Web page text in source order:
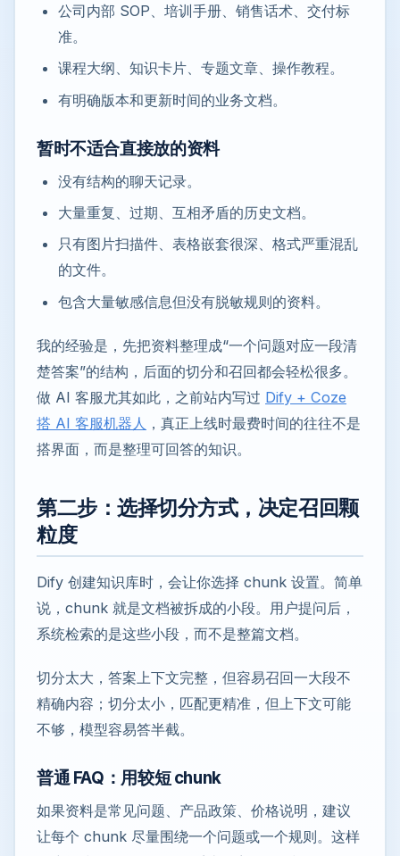
公司内部 SOP、培训手册、销售话术、交付标
准。
课程大纲、知识卡片、专题文章、操作教程。
有明确版本和更新时间的业务文档。
暂时不适合直接放的资料
没有结构的聊天记录。
大量重复、过期、互相矛盾的历史文档。
只有图片扫描件、表格嵌套很深、格式严重混乱
的文件。
包含大量敏感信息但没有脱敏规则的资料。
我的经验是，先把资料整理成“一个问题对应一段清
楚答案”的结构，后面的切分和召回都会轻松很多。
做 AI 客服尤其如此，之前站内写过 Dify + Coze
搭 AI 客服机器人 ，真正上线时最费时间的往往不是
搭界面，而是整理可回答的知识。
第二步：选择切分方式，决定召回颗
粒度
Dify 创建知识库时，会让你选择 chunk 设置。简单
说，chunk 就是文档被拆成的小段。用户提问后，
系统检索的是这些小段，而不是整篇文档。
切分太大，答案上下文完整，但容易召回一大段不
精确内容；切分太小，匹配更精准，但上下文可能
不够，模型容易答半截。
普通 FAQ：用较短 chunk
如果资料是常见问题、产品政策、价格说明，建议
让每个 chunk 尽量围绕一个问题或一个规则。这样